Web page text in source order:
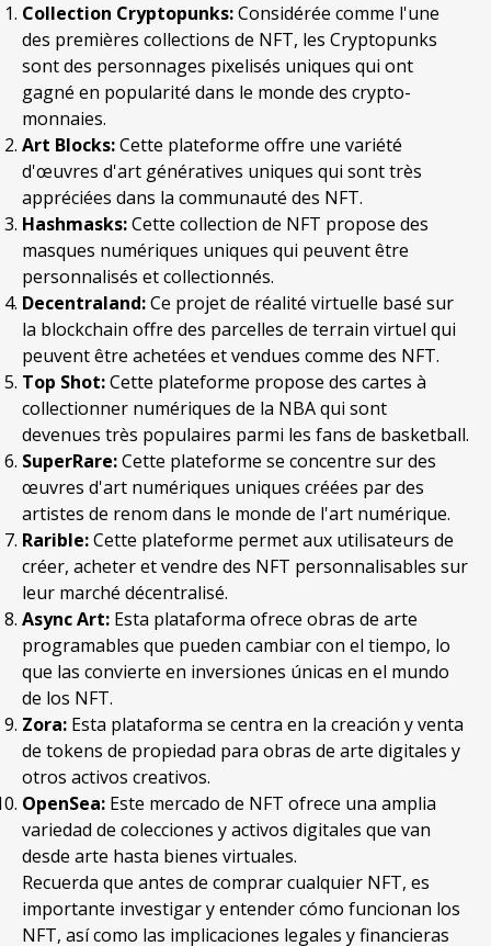
Collection Cryptopunks:Considérée comme l'une
des premières collections de NFT, les Cryptopunks
sont des personnages pixelisés uniques qui ont
gagné en popularité dans le monde des crypto-
monnaies.
Art Blocks:Cette plateforme offre une variété
d'œuvres d'art génératives uniques qui sont très
appréciées dans la communauté des NFT.
Hashmasks:Cette collection de NFT propose des
masques numériques uniques qui peuvent être
personnalisés et collectionnés.
Decentraland:Ce projet de réalité virtuelle basé sur
la blockchain offre des parcelles de terrain virtuel qui
peuvent être achetées et vendues comme des NFT.
Top Shot:Cette plateforme propose des cartes à
collectionner numériques de la NBA qui sont
devenues très populaires parmi les fans de basketball.
SuperRare:Cette plateforme se concentre sur des
œuvres d'art numériques uniques créées par des
artistes de renom dans le monde de l'art numérique.
Rarible:Cette plateforme permet aux utilisateurs de
créer, acheter et vendre des NFT personnalisables sur
leur marché décentralisé.
Async Art: Esta plataforma ofrece obras de arte
programables que pueden cambiar con el tiempo, lo
que las convierte en inversiones únicas en el mundo
de los NFT.
Zora: Esta plataforma se centra en la creación y venta
de tokens de propiedad para obras de arte digitales y
otros activos creativos.
OpenSea: Este mercado de NFT ofrece una amplia
variedad de colecciones y activos digitales que van
desde arte hasta bienes virtuales.
Recuerda que antes de comprar cualquier NFT, es
importante investigar y entender cómo funcionan los
NFT, así como las implicaciones legales y financieras